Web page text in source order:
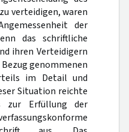
verteidigen, waren
der
das schriftliche
ihren Verteidigern
genommenen
im Detail und
Situation reichte
zur Erfüllung der